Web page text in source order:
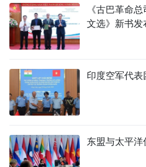
《古巴革命
文选》新书
印度空军代
东盟与太平